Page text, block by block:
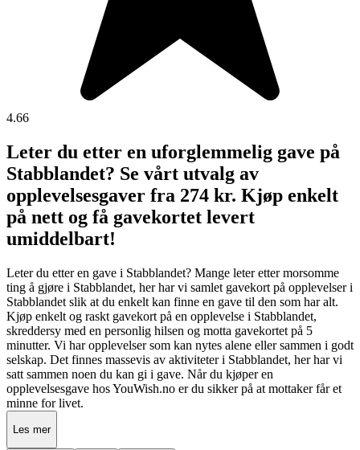
4.66
Leter du etter en uforglemmelig gave på
Stabblandet? Se vårt utvalg av
opplevelsesgaver fra 274 kr. Kjøp enkelt
på nett og få gavekortet levert
umiddelbart!
Leter du etter en gave i Stabblandet? Mange leter etter morsomme
ting å gjøre i Stabblandet, her har vi samlet gavekort på opplevelser i
Stabblandet slik at du enkelt kan finne en gave til den som har alt.
Kjøp enkelt og raskt gavekort på en opplevelse i Stabblandet,
skreddersy med en personlig hilsen og motta gavekortet på 5
minutter. Vi har opplevelser som kan nytes alene eller sammen i godt
selskap. Det finnes massevis av aktiviteter i Stabblandet, her har vi
satt sammen noen du kan gi i gave. Når du kjøper en
opplevelsesgave hos YouWish.no er du sikker på at mottaker får et
minne for livet.
Les mer